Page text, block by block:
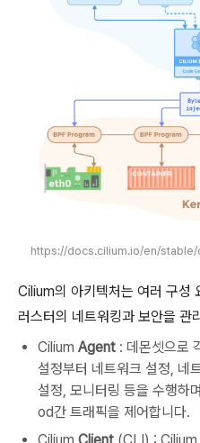
https://docs.cilium.io/en/
Cilium의 아키텍처는 여러 구
러스터의 네트워킹과 보안을 관
Cilium Agent : 데몬셋으로
설정부터 네트워크 설정, 네
설정, 모니터링 등을 수행하
od간 트래픽을 제어합니다.